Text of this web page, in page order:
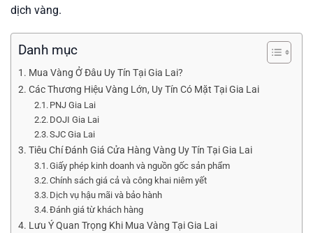
dịch vàng.
Danh mục
Mua Vàng Ở Đâu Uy Tín Tại Gia Lai?
Các Thương Hiệu Vàng Lớn, Uy Tín Có Mặt Tại Gia Lai
PNJ Gia Lai
DOJI Gia Lai
SJC Gia Lai
Tiêu Chí Đánh Giá Cửa Hàng Vàng Uy Tín Tại Gia Lai
Giấy phép kinh doanh và nguồn gốc sản phẩm
Chính sách giá cả và công khai niêm yết
Dịch vụ hậu mãi và bảo hành
Đánh giá từ khách hàng
Lưu Ý Quan Trọng Khi Mua Vàng Tại Gia Lai